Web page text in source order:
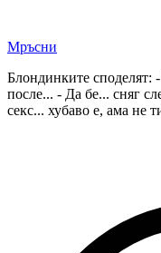
Мръсни
Блондинките споделят:
после... - Да бе... сняг
секс... хубаво е, ама не